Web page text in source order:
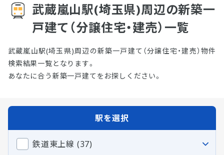
武蔵嵐山駅(埼玉県)周辺の新築一
戸建て（分譲住宅・建売）一覧
武蔵嵐山駅(埼玉県)周辺の新築一戸建て（分譲住宅・建売）物件
検索結果一覧となります。
あなたに合う新築一戸建てをお探しください。
駅を選択
鉄道東上線 (37)